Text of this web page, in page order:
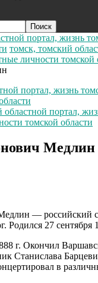
портал, жизнь
томск, томский
личности томской
портал, жизнь
областной портал,
томской области
Медлин
— российский
Родился 27 сентября
г. Окончил
Станислава
в